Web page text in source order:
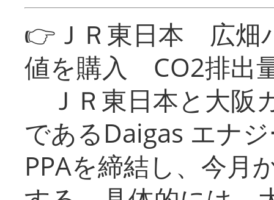
👉ＪＲ東日本 広畑
値を購入 CO2排出
ＪＲ東日本と大阪
であるDaigas エナ
PPAを締結し、今月